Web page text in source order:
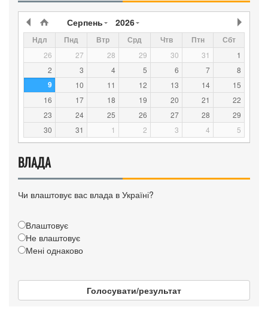
Серпень 2026
Ндл Пнд Втр Срд Чтв Птн Сбт
26 27 28 29 30 31
1
2
3 4 5 6 7 8
9 10 11 12 13 14
15
16
17 18 19 20 21
22
23
24 25 26 27 28
29
30
31 1 2 3 4 5
ВЛАДА
Чи влаштовує вас влада в Україні?
Влаштовує
Не влаштовує
Мені однаково
Голосувати/результат